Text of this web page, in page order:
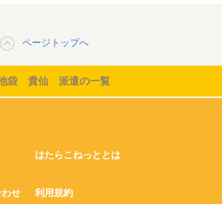
ページトップへ
袋 貴仙 派遣の一覧
はたらこねっととは
せ 利用規約